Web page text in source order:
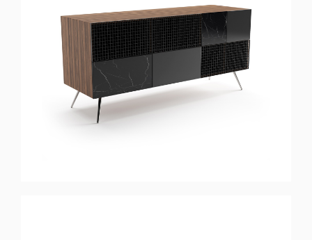
FUSION
Buffet